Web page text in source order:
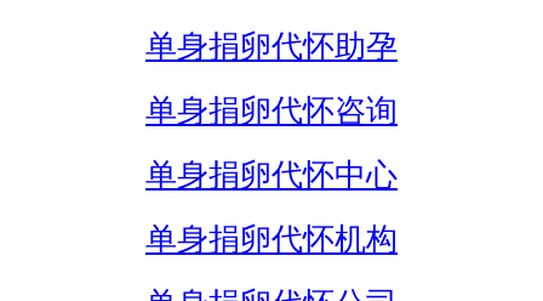
单身捐卵代怀助孕
单身捐卵代怀咨询
单身捐卵代怀中心
单身捐卵代怀机构